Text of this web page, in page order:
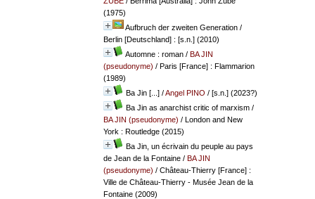
(1975)
Aufbruch der zweiten Generation/
Berlin [Deutschland] : [s.n.] (2010)
Automne : roman/ BA JIN
(pseudonyme) / Paris [France] : Flammarion
(1989)
Ba Jin [...]/Angel PINO / [s.n.] (2023?)
Ba Jin as anarchist critic of marxism/
BA JIN (pseudonyme) / London and New
York : Routledge (2015)
Ba Jin, un écrivain du peuple au pays
de Jean de la Fontaine/ BA JIN
(pseudonyme) / Château-Thierry [France] :
Ville de Château-Thierry - Musée Jean de la
Fontaine (2009)